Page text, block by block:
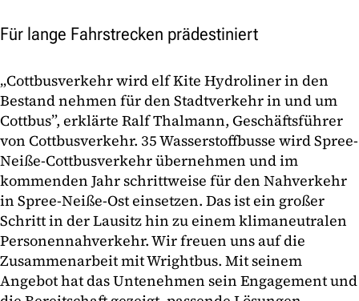
Für lange Fahrstrecken prädestiniert
„Cottbusverkehr wird elf Kite Hydroliner in den
Bestand nehmen für den Stadtverkehr in und um
Cottbus”, erklärte Ralf Thalmann, Geschäftsführer
von Cottbusverkehr. 35 Wasserstoffbusse wird Spree-
Neiße-Cottbusverkehr übernehmen und im
kommenden Jahr schrittweise für den Nahverkehr
in Spree-Neiße-Ost einsetzen. Das ist ein großer
Schritt in der Lausitz hin zu einem klimaneutralen
Personennahverkehr. Wir freuen uns auf die
Zusammenarbeit mit Wrightbus. Mit seinem
Angebot hat das Untenehmen sein Engagement und